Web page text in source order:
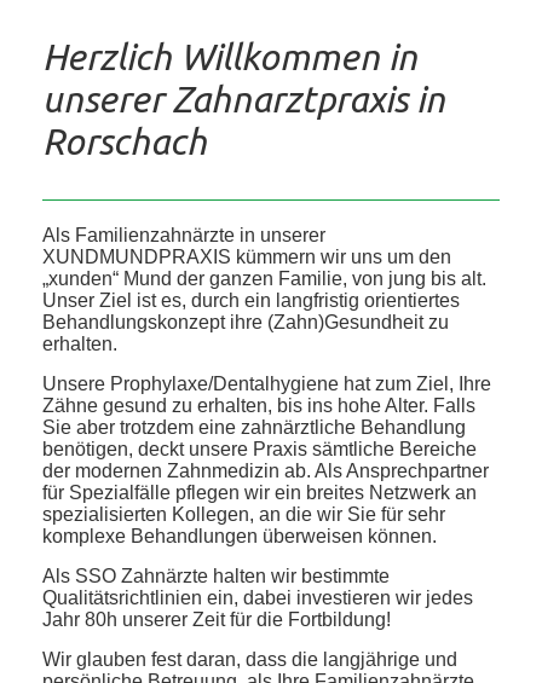
Herzlich Willkommen in
unserer Zahnarztpraxis in
Rorschach
Als Familienzahnärzte in unserer
XUNDMUNDPRAXIS kümmern wir uns um den
„xunden“ Mund der ganzen Familie, von jung bis alt.
Unser Ziel ist es, durch ein langfristig orientiertes
Behandlungskonzept ihre (Zahn)Gesundheit zu
erhalten.
Unsere Prophylaxe/Dentalhygiene hat zum Ziel, Ihre
Zähne gesund zu erhalten, bis ins hohe Alter. Falls
Sie aber trotzdem eine zahnärztliche Behandlung
benötigen, deckt unsere Praxis sämtliche Bereiche
der modernen Zahnmedizin ab. Als Ansprechpartner
für Spezialfälle pflegen wir ein breites Netzwerk an
spezialisierten Kollegen, an die wir Sie für sehr
komplexe Behandlungen überweisen können.
Als SSO Zahnärzte halten wir bestimmte
Qualitätsrichtlinien ein, dabei investieren wir jedes
Jahr 80h unserer Zeit für die Fortbildung!
Wir glauben fest daran, dass die langjährige und